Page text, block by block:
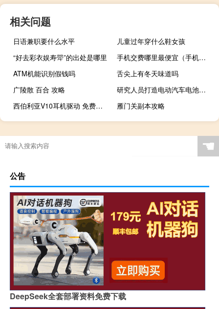
相关问题
日语兼职要什么水平
儿童过年穿什么鞋女孩
“好去彩衣娱寿斝”的出处是哪里
手机交费哪里最便宜（手机交费）
ATM机能识别假钱吗
舌尖上有冬天味道吗
广陵散 百合 攻略
研究人员打造电动汽车电池拆解回收机器人
西伯利亚V10耳机驱动 免费版（西伯利亚V10耳机驱动 免费版功能简介）
雁门关副本攻略
☚
公告
DeepSeek全套部署资料免费下载